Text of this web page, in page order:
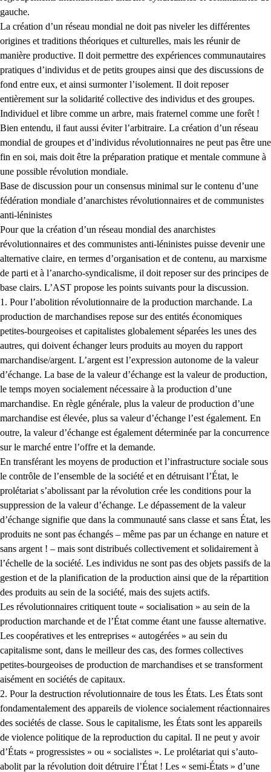
gauche.
La création d’un réseau mondial ne doit pas niveler les différentes
origines et traditions théoriques et culturelles, mais les réunir de
manière productive. Il doit permettre des expériences communautaires
pratiques d’individus et de petits groupes ainsi que des discussions de
fond entre eux, et ainsi surmonter l’isolement. Il doit reposer
entièrement sur la solidarité collective des individus et des groupes.
Individuel et libre comme un arbre, mais fraternel comme une forêt !
Bien entendu, il faut aussi éviter l’arbitraire. La création d’un réseau
mondial de groupes et d’individus révolutionnaires ne peut pas être une
fin en soi, mais doit être la préparation pratique et mentale commune à
une possible révolution mondiale.
Base de discussion pour un consensus minimal sur le contenu d’une
fédération mondiale d’anarchistes révolutionnaires et de communistes
anti-léninistes
Pour que la création d’un réseau mondial des anarchistes
révolutionnaires et des communistes anti-léninistes puisse devenir une
alternative claire, en termes d’organisation et de contenu, au marxisme
de parti et à l’anarcho-syndicalisme, il doit reposer sur des principes de
base clairs. L’AST propose les points suivants pour la discussion.
1. Pour l’abolition révolutionnaire de la production marchande. La
production de marchandises repose sur des entités économiques
petites-bourgeoises et capitalistes globalement séparées les unes des
autres, qui doivent échanger leurs produits au moyen du rapport
marchandise/argent. L’argent est l’expression autonome de la valeur
d’échange. La base de la valeur d’échange est la valeur de production,
le temps moyen socialement nécessaire à la production d’une
marchandise. En règle générale, plus la valeur de production d’une
marchandise est élevée, plus sa valeur d’échange l’est également. En
outre, la valeur d’échange est également déterminée par la concurrence
sur le marché entre l’offre et la demande.
En transférant les moyens de production et l’infrastructure sociale sous
le contrôle de l’ensemble de la société et en détruisant l’État, le
prolétariat s’abolissant par la révolution crée les conditions pour la
suppression de la valeur d’échange. Le dépassement de la valeur
d’échange signifie que dans la communauté sans classe et sans État, les
produits ne sont pas échangés – même pas par un échange en nature et
sans argent ! – mais sont distribués collectivement et solidairement à
l’échelle de la société. Les individus ne sont pas des objets passifs de la
gestion et de la planification de la production ainsi que de la répartition
des produits au sein de la société, mais des sujets actifs.
Les révolutionnaires critiquent toute « socialisation » au sein de la
production marchande et de l’État comme étant une fausse alternative.
Les coopératives et les entreprises « autogérées » au sein du
capitalisme sont, dans le meilleur des cas, des formes collectives
petites-bourgeoises de production de marchandises et se transforment
aisément en sociétés de capitaux.
2. Pour la destruction révolutionnaire de tous les États. Les États sont
fondamentalement des appareils de violence socialement réactionnaires
des sociétés de classe. Sous le capitalisme, les États sont les appareils
de violence politique de la reproduction du capital. Il ne peut y avoir
d’États « progressistes » ou « socialistes ». Le prolétariat qui s’auto-
abolit par la révolution doit détruire l’État ! Les « semi-États » d’une